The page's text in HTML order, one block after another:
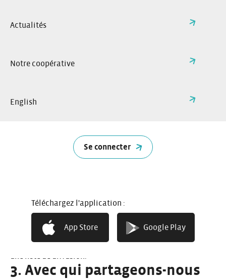
Actualités
Notre coopérative
English
Se connecter
Téléchargez l'application :
App Store Google Play
contact ou de demande d’information. Base légale :
vous vous y êtes inscrit. Base légale : Consentement.
2. Quelles données utilisons-
Les catégories de données principales sont :
Données que vous nous fournissez : nom, prénom, e-
mail, téléphone, ville, message (via les formulaires).
site soit soumis à votre consentement avant
implémentation.
Vous avez la possibilité de changer d’avis, à tout moment,
en désactivant les traceurs dans vos paramètres de
3. Avec qui partageons-nous